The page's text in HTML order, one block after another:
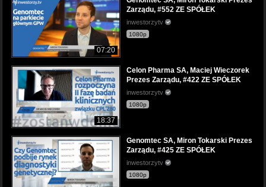
07:20
Zarządu, #552 ZE SPÓŁEK
inwestorzytv
1080p
18:37
Celon Pharma SA, Maciej Wieczorek
Prezes Zarządu, #422 ZE SPÓŁEK
inwestorzytv
1080p
Genomtec SA, Miron Tokarski Prezes
Zarządu, #425 ZE SPÓŁEK
inwestorzytv
1080p